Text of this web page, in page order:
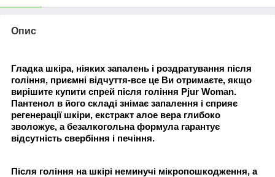
Опис
Гладка шкіра, ніяких запалень і роздратування після
гоління, приємні відчуття-все це Ви отримаєте, якщо
вирішите купити спрей після гоління Pjur Woman.
Пантенол в його складі знімає запалення і сприяє
регенерації шкіри, екстракт алое вера глибоко
зволожує, а безалкогольна формула гарантує
відсутність свербіння і печіння.
Після гоління на шкірі неминучі мікропошкодження, а